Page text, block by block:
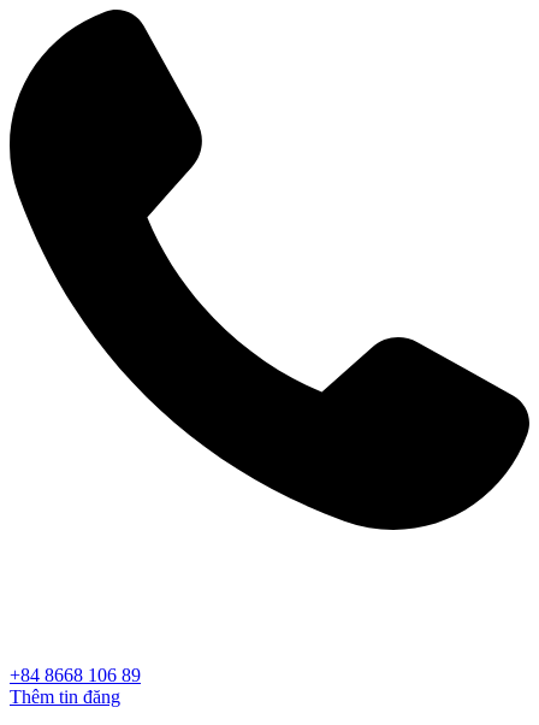
+84 8668 106 89
Thêm tin đăng